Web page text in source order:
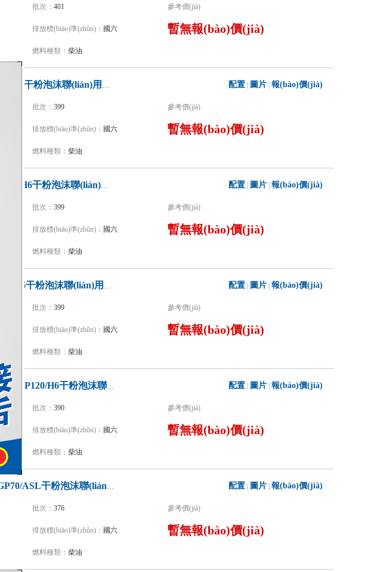
批次： 401 參考價(jià)
排放標(biāo)準(zhǔn)： 國六 暫無報(bào)價(jià)
燃料種類： 柴油
江特牌JDF5270GXFGP100/Z6干粉泡沫聯(lián)用消防車 配置 圖片 報(bào)價(jià)
批次： 399 參考價(jià)
排放標(biāo)準(zhǔn)： 國六 暫無報(bào)價(jià)
燃料種類： 柴油
新東日牌YZR5190GXFGP70/H6干粉泡沫聯(lián)用消防車 配置 圖片 報(bào)價(jià)
批次： 399 參考價(jià)
排放標(biāo)準(zhǔn)： 國六 暫無報(bào)價(jià)
燃料種類： 柴油
楚勝牌CSC5300GXFGP120/Z6干粉泡沫聯(lián)用消防車 配置 圖片 報(bào)價(jià)
批次： 399 參考價(jià)
排放標(biāo)準(zhǔn)： 國六 暫無報(bào)價(jià)
燃料種類： 柴油
凱力風(fēng)牌KLF5300GXFGP120/H6干粉泡沫聯(lián)用消防車 配置 圖片 報(bào)價(jià)
批次： 390 參考價(jià)
排放標(biāo)準(zhǔn)： 國六 暫無報(bào)價(jià)
燃料種類： 柴油
程力威牌CLW5190GXFGP70/ASL干粉泡沫聯(lián)用消防車 配置 圖片 報(bào)價(jià)
批次： 376 參考價(jià)
排放標(biāo)準(zhǔn)： 國六 暫無報(bào)價(jià)
燃料種類： 柴油